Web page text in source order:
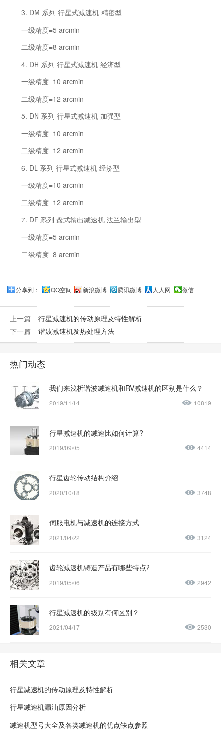
3. DM 系列 行星式减速机 精密型
一级精度=5 arcmin
二级精度=8 arcmin
4. DH 系列 行星式减速机 经济型
一级精度=10 arcmin
二级精度=12 arcmin
5. DN 系列 行星式减速机 加强型
一级精度=10 arcmin
二级精度=12 arcmin
6. DL 系列 行星式减速机 经济型
一级精度=10 arcmin
二级精度=12 arcmin
7. DF 系列 盘式输出减速机 法兰输出型
一级精度=5 arcmin
二级精度=8 arcmin
分享到： QQ空间 新浪微博 腾讯微博 人人网 微信
上一篇 行星减速机的传动原理及特性解析
下一篇 谐波减速机发热处理方法
热门动态
我们来浅析谐波减速机和RV减速机的区别是什么？
2019/11/14 10819
行星减速机的减速比如何计算?
2019/09/05 4414
行星齿轮传动结构介绍
2020/10/18 3748
伺服电机与减速机的连接方式
2021/04/22 3124
齿轮减速机铸造产品有哪些特点?
2019/05/06 2942
行星减速机的级别有何区别？
2021/04/17 2530
相关文章
行星减速机的传动原理及特性解析
行星减速机漏油原因分析
减速机型号大全及各类减速机的优点缺点参照